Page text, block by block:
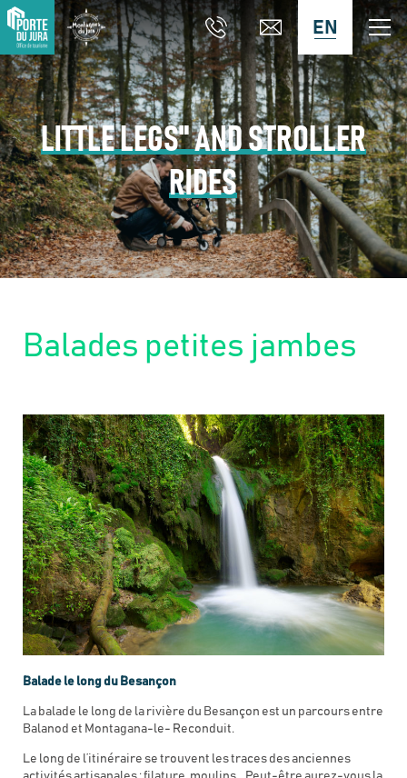
EN
LITTLE LEGS" AND STROLLER
RIDES
Balades petites jambes
Balade le long du Besançon
La balade le long de la rivière du Besançon est un parcours entre
Balanod et Montagana-le- Reconduit.
Le long de l’itinéraire se trouvent les traces des anciennes